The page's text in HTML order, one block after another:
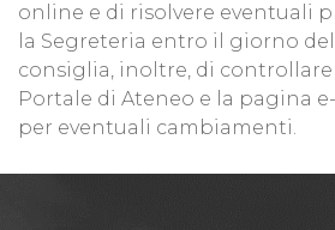
online e di risolvere eventuali
la Segreteria entro il giorno
consiglia, inoltre, di
Portale di Ateneo e la pagina
per eventuali cambiamenti.